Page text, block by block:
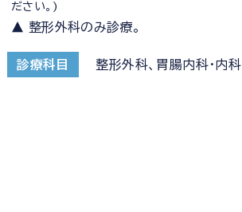
ださい。)
▲ 整形外科のみ診療。
診療科目 整形外科、胃腸内科・内科